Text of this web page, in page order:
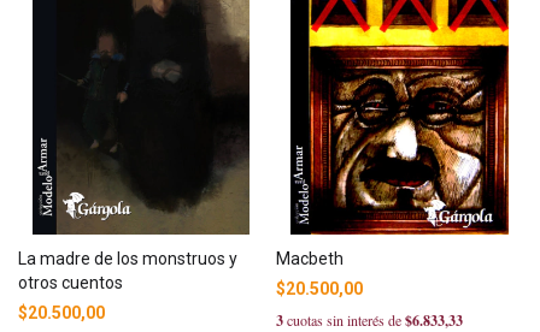
La madre de los monstruos y
otros cuentos
$20.500,00
Macbeth
$20.500,00
3cuotas sin interés de$6.833,33